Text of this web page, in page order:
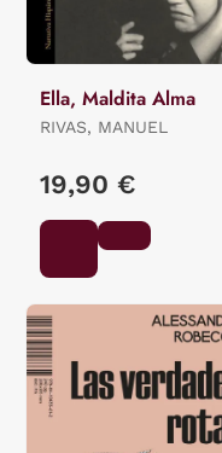
Ella, Maldita Alma
RIVAS, MANUEL
19,90 €